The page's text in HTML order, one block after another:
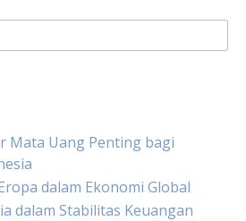
Mata Uang Penting bagi
dalam Ekonomi Global
dalam Stabilitas Keuangan